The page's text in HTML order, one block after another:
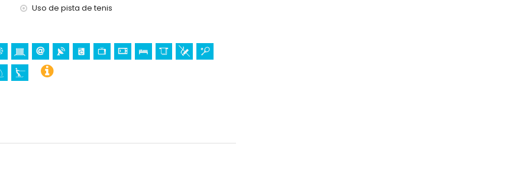
casa)
de la casa)
esnórquel, surf, windsurf y esquí acuático (dentro de 5
de la villa)
Uso de pista de tenis